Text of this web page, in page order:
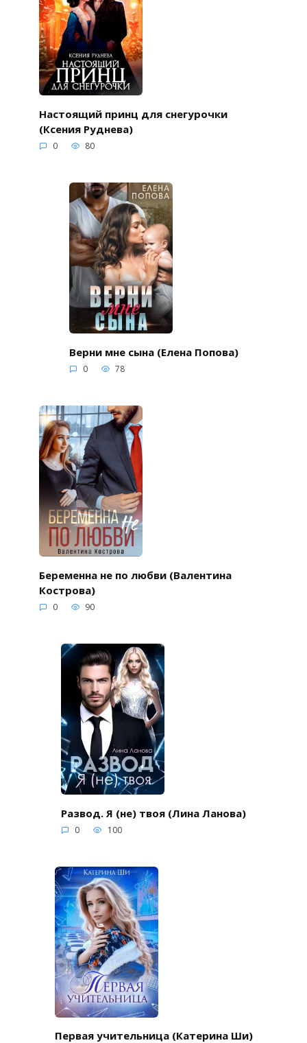
Настоящий принц для снегурочки
(Ксения Руднева)
0 80
Верни мне сына (Елена Попова)
0 78
Беременна не по любви (Валентина
Кострова)
0 90
Развод. Я (не) твоя (Лина Ланова)
0 100
Первая учительница (Катерина Ши)